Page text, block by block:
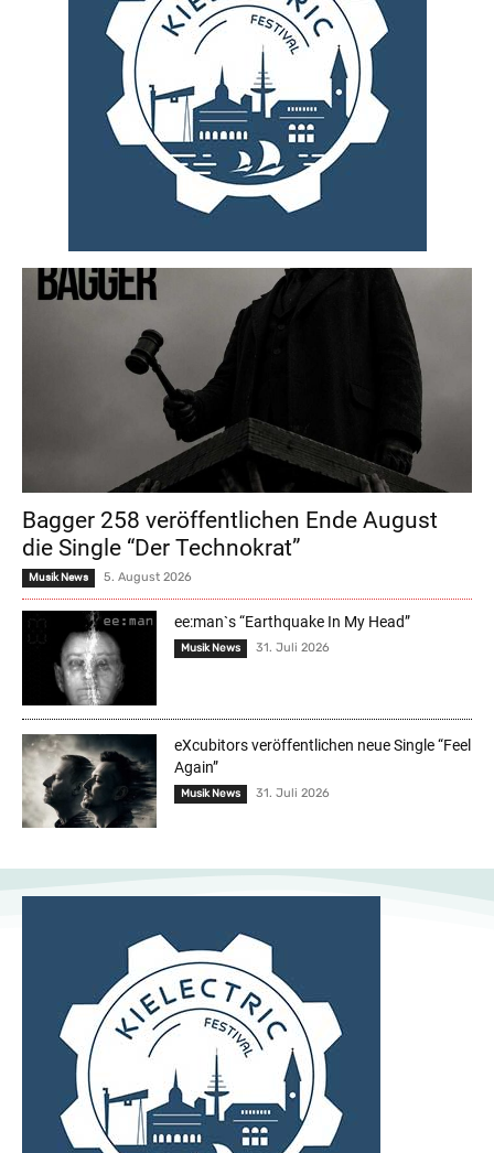
Bagger 258 veröffentlichen Ende August
die Single “Der Technokrat”
Musik News 5. August 2026
ee:man`s “Earthquake In My Head”
Musik News 31. Juli 2026
eXcubitors veröffentlichen neue Single “Feel
Again”
Musik News 31. Juli 2026